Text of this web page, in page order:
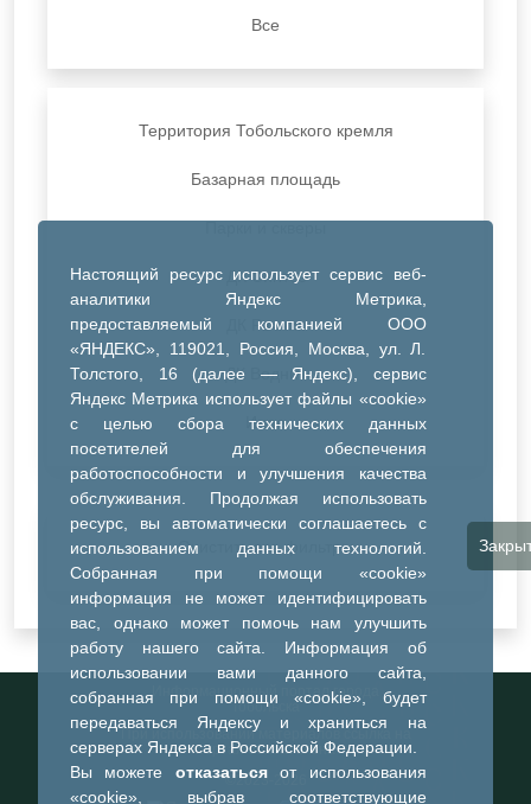
Настоящий ресурс использует сервис веб-
аналитики Яндекс Метрика,
предоставляемый компанией ООО
«ЯНДЕКС», 119021, Россия, Москва, ул. Л.
Толстого, 16 (далее — Яндекс), сервис
Яндекс Метрика использует файлы «cookie»
с целью сбора технических данных
посетителей для обеспечения
работоспособности и улучшения качества
обслуживания. Продолжая использовать
ресурс, вы автоматически соглашаетесь с
использованием данных технологий.
Собранная при помощи «cookie»
информация не может идентифицировать
вас, однако может помочь нам улучшить
работу нашего сайта. Информация об
использовании вами данного сайта,
собранная при помощи «cookie», будет
передаваться Яндексу и храниться на
серверах Яндекса в Российской Федерации.
Вы можете отказатьсяот использования
«cookie», выбрав соответствующие
Все
Территория Тобольского кремля
Базарная площадь
ДК Синтез
ДК Речник
ДК Водник
Иное
Очистить все фильтры
Информационный портал города
Тобольска
При использовании материалов ссылка на
портал обязательна
©2023-2026